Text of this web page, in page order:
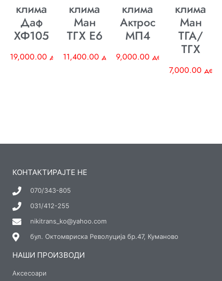
клима
Даф
ХФ105
19,000.00 ден
клима
Ман
ТГХ E6
11,400.00 ден
клима
Актрос
МП4
9,000.00 ден
клима
Ман
ТГА/
ТГХ
7,000.00 ден
КОНТАКТИРАЈТЕ НЕ
070/343-805
031/412-255
nikitrans_ko@yahoo.com
бул. Октомвриска Револуција бр.47, Куманово
НАШИ ПРОИЗВОДИ
Аксесоари